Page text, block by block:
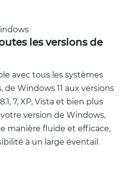
les versions de
avec tous les systèmes
Windows 11 aux versions
7, XP, Vista et bien plus
version de Windows,
manière fluide et efficace,
à un large éventail